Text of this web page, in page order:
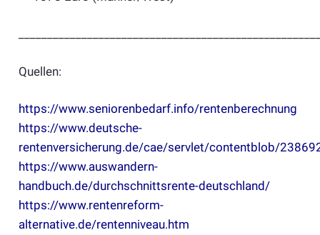
Quellen:
https://www.seniorenbedarf.info/rentenberechnung
https://www.deutsche-
rentenversicherung.de/cae/servlet/contentblob/
https://www.auswandern-
handbuch.de/durchschnittsrente-deutschland/
https://www.rentenreform-
alternative.de/rentenniveau.htm